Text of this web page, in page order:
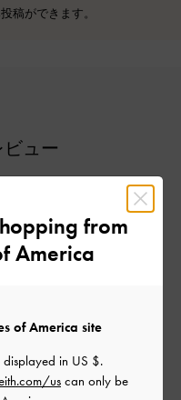
稿ができます。
ュー
に基づく
0
from
America
of America site
displayed in US $.
uscan only be